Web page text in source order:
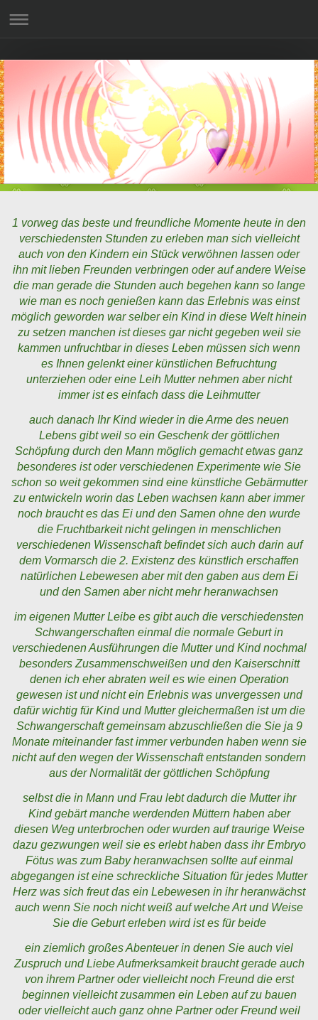
1 vorweg das beste und freundliche Momente heute in den
verschiedensten Stunden zu erleben man sich vielleicht
auch von den Kindern ein Stück verwöhnen lassen oder
ihn mit lieben Freunden verbringen oder auf andere Weise
die man gerade die Stunden auch begehen kann so lange
wie man es noch genießen kann das Erlebnis was einst
möglich geworden war selber ein Kind in diese Welt hinein
zu setzen manchen ist dieses gar nicht gegeben weil sie
kammen unfruchtbar in dieses Leben müssen sich wenn
es Ihnen gelenkt einer künstlichen Befruchtung
unterziehen oder eine Leih Mutter nehmen aber nicht
immer ist es einfach dass die Leihmutter
auch danach Ihr Kind wieder in die Arme des neuen
Lebens gibt weil so ein Geschenk der göttlichen
Schöpfung durch den Mann möglich gemacht etwas ganz
besonderes ist oder verschiedenen Experimente wie Sie
schon so weit gekommen sind eine künstliche Gebärmutter
zu entwickeln worin das Leben wachsen kann aber immer
noch braucht es das Ei und den Samen ohne den wurde
die Fruchtbarkeit nicht gelingen in menschlichen
verschiedenen Wissenschaft befindet sich auch darin auf
dem Vormarsch die 2. Existenz des künstlich erschaffen
natürlichen Lebewesen aber mit den gaben aus dem Ei
und den Samen aber nicht mehr heranwachsen
im eigenen Mutter Leibe es gibt auch die verschiedensten
Schwangerschaften einmal die normale Geburt in
verschiedenen Ausführungen die Mutter und Kind nochmal
besonders Zusammenschweißen und den Kaiserschnitt
denen ich eher abraten weil es wie einen Operation
gewesen ist und nicht ein Erlebnis was unvergessen und
dafür wichtig für Kind und Mutter gleichermaßen ist um die
Schwangerschaft gemeinsam abzuschließen die Sie ja 9
Monate miteinander fast immer verbunden haben wenn sie
nicht auf den wegen der Wissenschaft entstanden sondern
aus der Normalität der göttlichen Schöpfung
selbst die in Mann und Frau lebt dadurch die Mutter ihr
Kind gebärt manche werdenden Müttern haben aber
diesen Weg unterbrochen oder wurden auf traurige Weise
dazu gezwungen weil sie es erlebt haben dass ihr Embryo
Fötus was zum Baby heranwachsen sollte auf einmal
abgegangen ist eine schreckliche Situation für jedes Mutter
Herz was sich freut das ein Lebewesen in ihr heranwächst
auch wenn Sie noch nicht weiß auf welche Art und Weise
Sie die Geburt erleben wird ist es für beide
ein ziemlich großes Abenteuer in denen Sie auch viel
Zuspruch und Liebe Aufmerksamkeit braucht gerade auch
von ihrem Partner oder vielleicht noch Freund die erst
beginnen vielleicht zusammen ein Leben auf zu bauen
oder vielleicht auch ganz ohne Partner oder Freund weil